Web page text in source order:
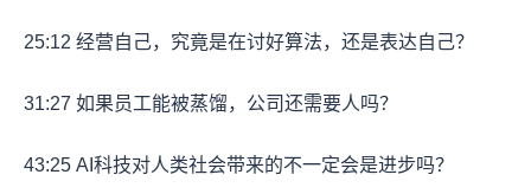
25:12 经营自己，究竟是在讨好算法，还是表达自己？
31:27 如果员工能被蒸馏，公司还需要人吗？
43:25 AI科技对人类社会带来的不一定会是进步吗？